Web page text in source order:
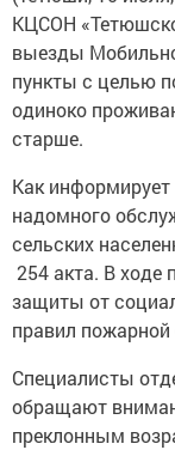
КЦСОН
выезды
пункты с целью
одиноко
старше.
Как
надомного
сельских
254 акта. В
защиты от
правил пожарной
Специалисты
обращают
преклонным